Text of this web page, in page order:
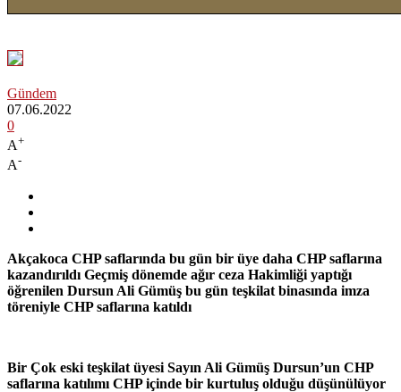
Gündem
07.06.2022
0
A+
A-
Akçakoca CHP saflarında bu gün bir üye daha CHP saflarına
kazandırıldı Geçmiş dönemde ağır ceza Hakimliği yaptığı
öğrenilen Dursun Ali Gümüş bu gün teşkilat binasında imza
töreniyle CHP saflarına katıldı
Bir Çok eski teşkilat üyesi Sayın Ali Gümüş Dursun’un CHP
saflarına katılımı CHP içinde bir kurtuluş olduğu düşünülüyor